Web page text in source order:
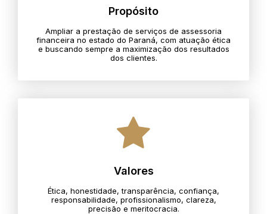
Propósito
Ampliar a prestação de serviços de assessoria
financeira no estado do Paraná, com atuação ética
e buscando sempre a maximização dos resultados
dos clientes.
Valores
Ética, honestidade, transparência, confiança,
responsabilidade, profissionalismo, clareza,
precisão e meritocracia.​